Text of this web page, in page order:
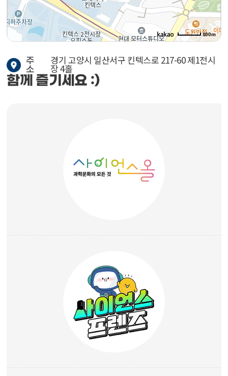
100m
주
소
경기 고양시 일산서구 킨텍스로 217-60 제1전시
장 4홀
함께 즐기세요 :)